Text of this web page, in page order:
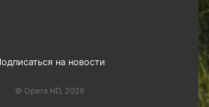
на новости
© Opera HD, 2026